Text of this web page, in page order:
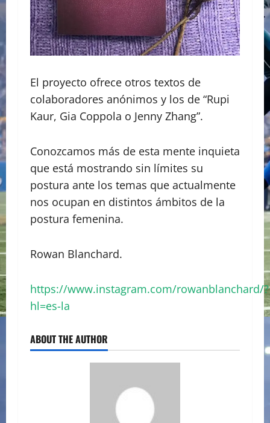
El proyecto ofrece otros textos de
colaboradores anónimos y los de “Rupi
Kaur, Gia Coppola o Jenny Zhang”.
Conozcamos más de esta mente inquieta
que está mostrando sin límites su
postura ante los temas que actualmente
nos ocupan en distintos ámbitos de la
postura femenina.
Rowan Blanchard.
https://www.instagram.com/rowanblanchard/?
hl=es-la
ABOUT THE AUTHOR